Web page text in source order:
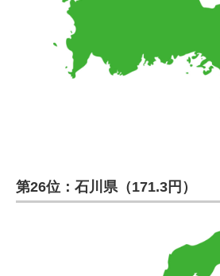
第26位：石川県（171.3円）